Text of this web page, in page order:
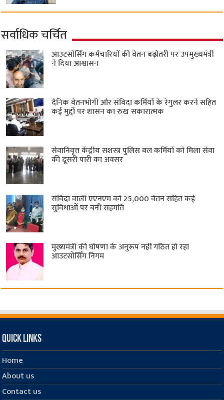
सर्वाधिक चर्चित
आउटसोर्सिंग कर्मचारियों की वेतन बढ़ोतरी पर उपमुख्यमंत्री
ने दिया आश्वासन
दैनिक वेतनभोगी और संविदा कर्मियों के रेगुलर करने सहित
कई मुद्दों पर शासन का रुख सकारात्मक
सेवानिवृत्त केंद्रीय सशस्त्र पुलिस बल ​कर्मियों को मिला सेवा
की दूसरी पारी का अवसर
संविदा वाली एएनएम को 25,000 वेतन सहित कई
सुविधाओं पर बनी सहमति
मुख्यमंत्री की घोषणा के अनुरूप नहीं गठित हो रहा
आउटसोर्सिंग निगम
Quick Links
Home
About us
Contact us